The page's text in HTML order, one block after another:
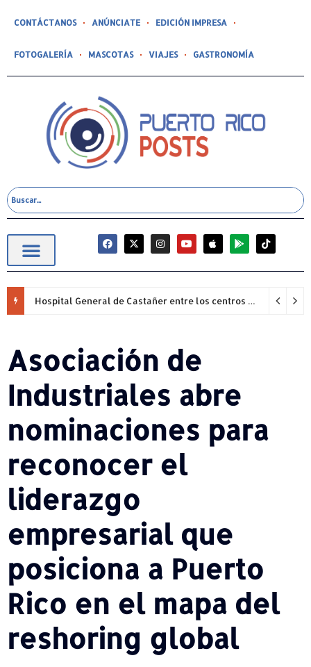
CONTÁCTANOS ANÚNCIATE EDICIÓN IMPRESA
FOTOGALERÍA MASCOTAS VIAJES GASTRONOMÍA
Hospital General de Castañer entre los centros de salud comunitarios con mejor desempeño clínico de Estados Unidos
Asociación de
Industriales abre
nominaciones para
reconocer el
liderazgo
empresarial que
posiciona a Puerto
Rico en el mapa del
reshoring global